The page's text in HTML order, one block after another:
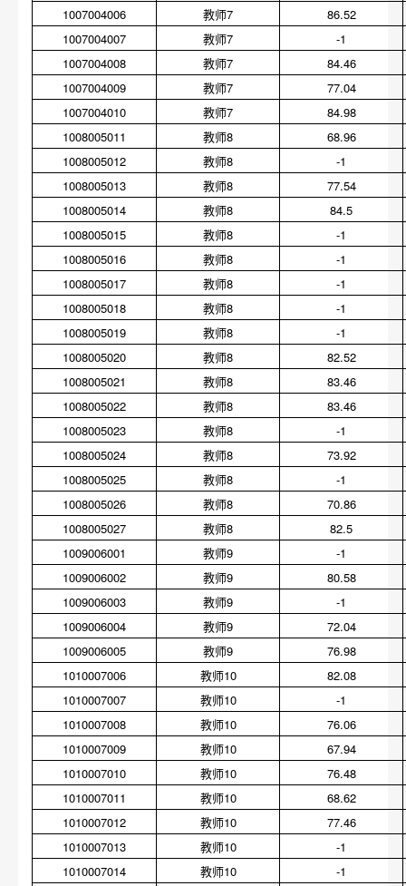
1007004006
教师7
86.52
1007004007
教师7
-1
1007004008
教师7
84.46
1007004009
教师7
77.04
1007004010
教师7
84.98
1008005011
教师8
68.96
1008005012
教师8
-1
1008005013
教师8
77.54
1008005014
教师8
84.5
1008005015
教师8
-1
1008005016
教师8
-1
1008005017
教师8
-1
1008005018
教师8
-1
1008005019
教师8
-1
1008005020
教师8
82.52
1008005021
教师8
83.46
1008005022
教师8
83.46
1008005023
教师8
-1
1008005024
教师8
73.92
1008005025
教师8
-1
1008005026
教师8
70.86
1008005027
教师8
82.5
1009006001
教师9
-1
1009006002
教师9
80.58
1009006003
教师9
-1
1009006004
教师9
72.04
1009006005
教师9
76.98
1010007006
教师10
82.08
1010007007
教师10
-1
1010007008
教师10
76.06
1010007009
教师10
67.94
1010007010
教师10
76.48
1010007011
教师10
68.62
1010007012
教师10
77.46
1010007013
教师10
-1
1010007014
教师10
-1